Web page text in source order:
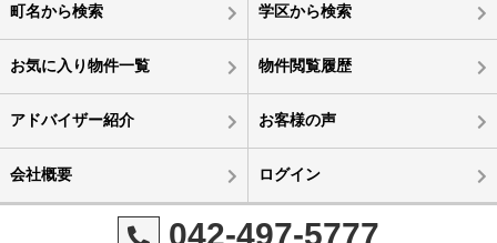
町名から検索 学区から検索
お気に入り物件一覧 物件閲覧履歴
アドバイザー紹介 お客様の声
会社概要 ログイン
042-497-5777